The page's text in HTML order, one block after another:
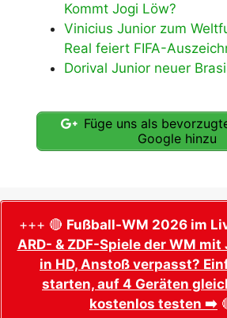
Kommt Jogi Löw?
Vinicius Junior zum
Real feiert FIFA-
Dorival Junior neuer
Füge uns als
Google hinzu
+++ 🔴 Fußball-WM 2026 im
ARD- & ZDF-Spiele der WM
in HD, Anstoß verpasst?
starten, auf 4 Geräten
kostenlos testen ➡️